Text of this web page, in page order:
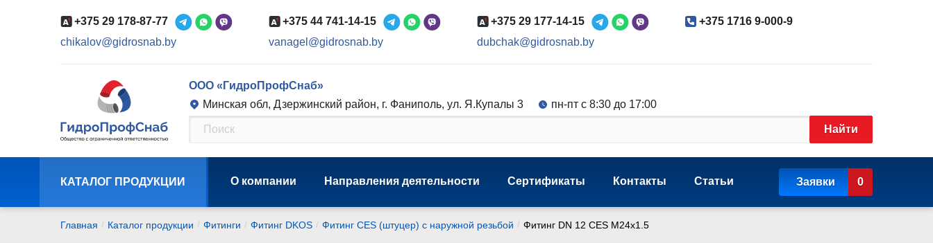
+375 29 178-87-77
chikalov@gidrosnab.by
+375 44 741-14-15
vanagel@gidrosnab.by
+375 29 177-14-15
dubchak@gidrosnab.by
+375 1716 9-000-9
ООО «ГидроПрофСнаб»
Минская обл, Дзержинский район, г. Фаниполь, ул. Я.Купалы 3
пн-пт с 8:30 до 17:00
Найти
КАТАЛОГ ПРОДУКЦИИ О компании Направления деятельности Сертификаты Контакты Статьи Заявки 0
Главная / Каталог продукции / Фитинги / Фитинг DKOS / Фитинг CES (штуцер) с наружной резьбой / Фитинг DN 12 CES M24x1.5